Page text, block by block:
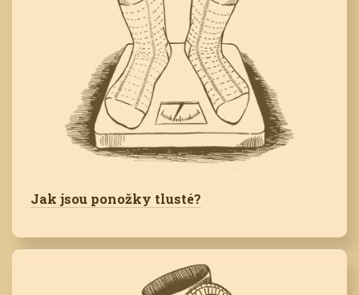
Jak jsou ponožky tlusté?